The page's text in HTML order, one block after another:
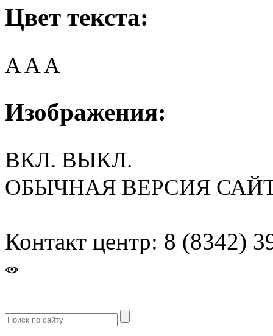
Цвет текста:
AAA
Изображения:
ВКЛ. ВЫКЛ.
ОБЫЧНАЯ ВЕРСИЯ
Контакт центр: 8 (8342)